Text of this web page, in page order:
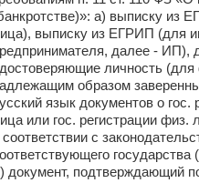
а) выписку из
выписку из ЕГРИП (для
далее - ИП),
личность
образом
язык документов о гос.
или гос. регистрации физ.
соответствии с
государства
документ, подтверждающий